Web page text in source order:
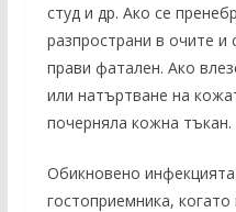
студ и др. Ако се
разпространи в очите и
прави фатален. Ако
или натъртване на
почерняла кожна тъкан.
Обикновено
гостоприемника, когато